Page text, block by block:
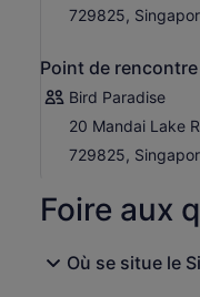
729825,
Point de rencontre
Bird Paradise
20 Mandai Lake
729825,
Foire aux
Où se situe le